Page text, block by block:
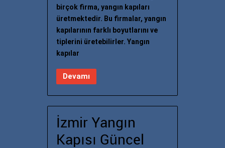
birçok firma, yangın kapıları
üretmektedir. Bu firmalar, yangın
kapılarının farklı boyutlarını ve
tiplerini üretebilirler. Yangın
kapılar
Devamı
İzmir Yangın
Kapısı Güncel